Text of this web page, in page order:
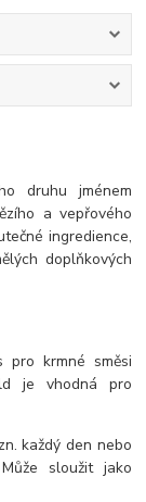
druhu jménem
a vepřového
ingredience,
doplňkových
pro krmné směsi
je vhodná pro
každý den nebo
sloužit jako